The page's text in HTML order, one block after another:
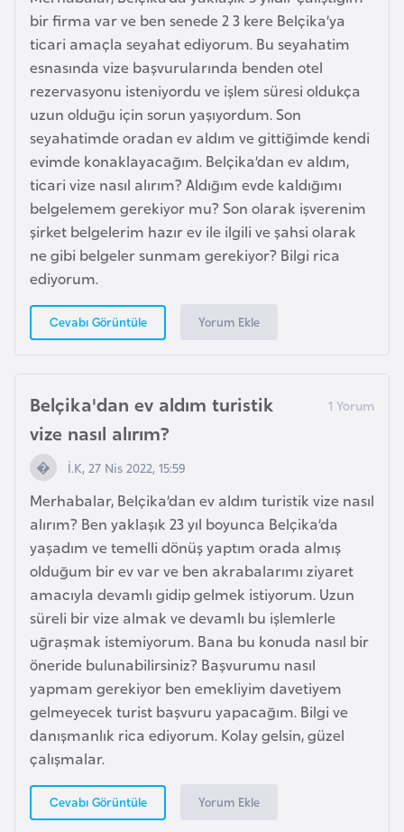
bir firma var ve ben senede 2 3 kere Belçika’ya
ticari amaçla seyahat ediyorum. Bu seyahatim
esnasında vize başvurularında benden otel
rezervasyonu isteniyordu ve işlem süresi oldukça
uzun olduğu için sorun yaşıyordum. Son
seyahatimde oradan ev aldım ve gittiğimde kendi
evimde konaklayacağım. Belçika’dan ev aldım,
ticari vize nasıl alırım? Aldığım evde kaldığımı
belgelemem gerekiyor mu? Son olarak işverenim
şirket belgelerim hazır ev ile ilgili ve şahsi olarak
ne gibi belgeler sunmam gerekiyor? Bilgi rica
ediyorum.
Cevabı Görüntüle Yorum Ekle
Belçika'dan ev aldım turistik
vize nasıl alırım?
İ.K, 27 Nis 2022, 15:59
Merhabalar, Belçika’dan ev aldım turistik vize nasıl
alırım? Ben yaklaşık 23 yıl boyunca Belçika’da
yaşadım ve temelli dönüş yaptım orada almış
olduğum bir ev var ve ben akrabalarımı ziyaret
amacıyla devamlı gidip gelmek istiyorum. Uzun
süreli bir vize almak ve devamlı bu işlemlerle
uğraşmak istemiyorum. Bana bu konuda nasıl bir
öneride bulunabilirsiniz? Başvurumu nasıl
yapmam gerekiyor ben emekliyim davetiyem
gelmeyecek turist başvuru yapacağım. Bilgi ve
danışmanlık rica ediyorum. Kolay gelsin, güzel
çalışmalar.
Cevabı Görüntüle Yorum Ekle
h
i
l
i
F
i
n
l
a
n
d
i
y
a
F
r
a
n
s
a
G
a
b
o
n
G
m
i